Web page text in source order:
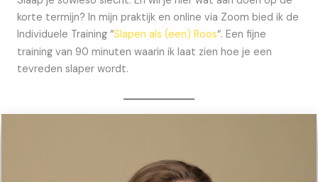
korte termijn? In mijn praktijk en online via Zoom bied ik de
Individuele Training “Slapen als (een) Roos“. Een fijne
training van 90 minuten waarin ik laat zien hoe je een
tevreden slaper wordt.